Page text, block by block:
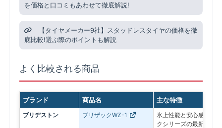
を価格と口コミもあわせて徹底解説!
【タイヤメーカー9社】スタッドレスタイヤの価格を徹
底比較!選ぶ際のポイントも解説
よく比較される商品
ブランド 商品名 主な特徴
ブリヂストン ブリザックWZ-1
氷上性能と安心感を最
クシリーズの最新モデル